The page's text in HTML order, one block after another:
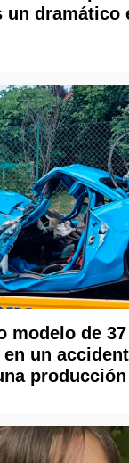
un dramático
modelo de
un
producción